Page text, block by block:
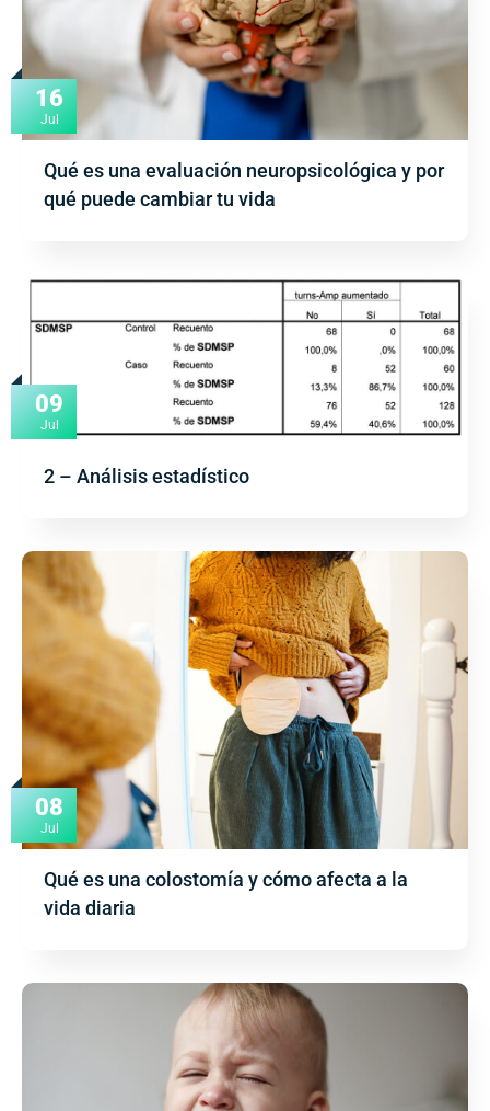
16
Jul
Qué es una evaluación neuropsicológica y por
qué puede cambiar tu vida
09
Jul
2 – Análisis estadístico
08
Jul
Qué es una colostomía y cómo afecta a la
vida diaria